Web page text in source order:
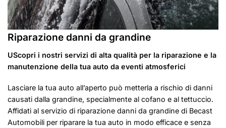
Riparazione danni da grandine
UScopri i nostri servizi di alta qualità per la riparazione e la
manutenzione della tua auto da eventi atmosferici
Lasciare la tua auto all’aperto può metterla a rischio di danni
causati dalla grandine, specialmente al cofano e al tettuccio.
Affidati al servizio di riparazione danni da grandine di Becast
Automobili per riparare la tua auto in modo efficace e senza